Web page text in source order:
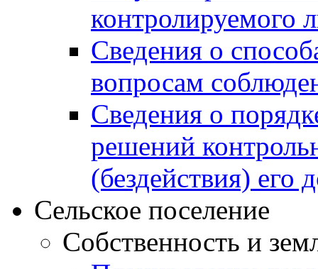
контролируемого
Сведения о
вопросам
Сведения о
решений
(бездействия) его
Сельское поселение
Собственность и